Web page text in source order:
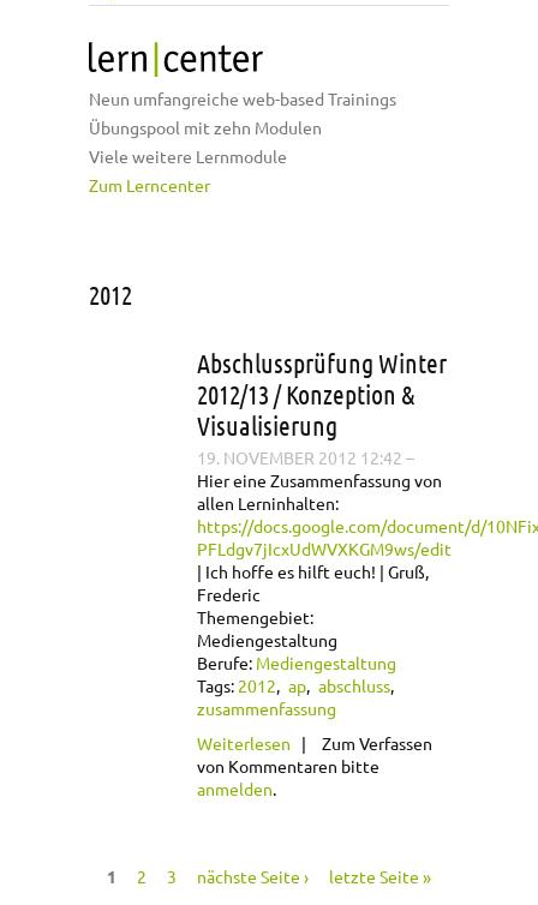
Neun umfangreiche web-based Trainings
Übungspool mit zehn Modulen
Viele weitere Lernmodule
Zum Lerncenter
2012
Abschlussprüfung Winter
2012/13 / Konzeption &
Visualisierung
19. NOVEMBER 2012 12:42 –
Hier eine Zusammenfassung von
allen Lerninhalten:
https://docs.google.com/document/d/
PFLdgv7jIcxUdWVXKGM9ws/edit
Ich hoffe es hilft euch!
Gruß,
Frederic
Themengebiet:
Mediengestaltung
Berufe: Mediengestaltung
Tags: 2012 ap abschluss
zusammenfassung
Weiterlesen über
Abschlussprüfung
Winter 2012/13 /
Zum Verfassen
von Kommentaren bitte
anmelden
1 2 3 nächste Seite › letzte Seite »